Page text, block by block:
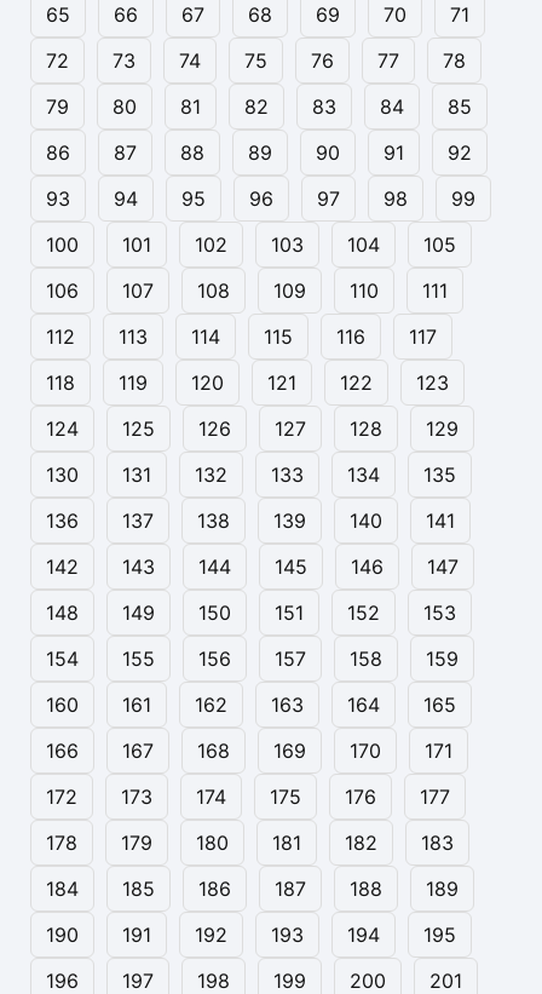
65
66 67 68 69 70
71
72
73 74 75 76 77
78
79
80 81 82 83 84
85
86
87 88 89 90 91
92
93
94 95 96 97 98
99
100
101 102 103 104
105
106
107 108 109 110
111
112
113 114 115 116
117
118
119 120 121 122
123
124
125 126 127 128
129
130
131 132 133 134
135
136
137 138 139 140
141
142
143 144 145 146
147
148
149 150 151 152
153
154
155 156 157 158
159
160
161 162 163 164
165
166
167 168 169 170
171
172
173 174 175 176
177
178
179 180 181 182
183
184
185 186 187 188
189
190
191 192 193 194
195
196
197 198 199 200
201